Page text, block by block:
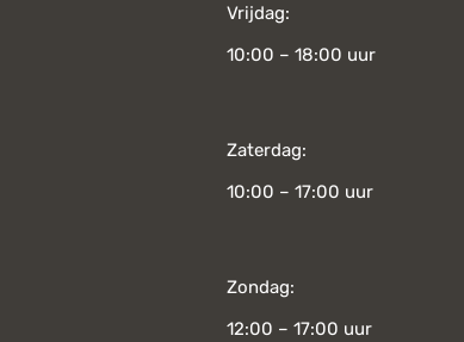
Vrijdag:
10:00 – 18:00 uur
Zaterdag:
10:00 – 17:00 uur
Zondag:
12:00 – 17:00 uur